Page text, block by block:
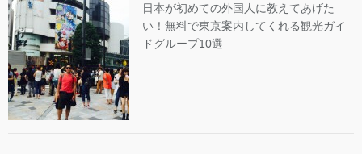
日本が初めての外国人に教えてあげた
い！無料で東京案内してくれる観光ガイ
ドグループ10選